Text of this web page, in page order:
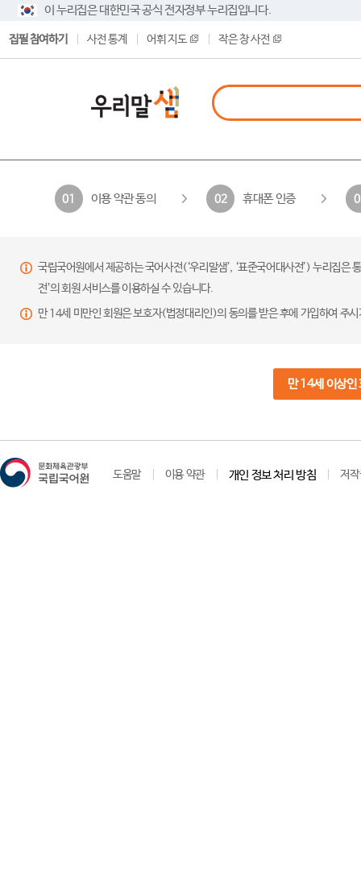
이 누리집은 대한민국 공식 전자정부 누리집입니다.
집필 참여하기 사전 통계 어휘 지도 작은 창 사전
01 이용 약관 동의 02 휴대폰 인증
국립국어원에서 제공하는 국어사전(‘우리말샘’, ‘표준국어대사전’) 누리집
전’의 회원 서비스를 이용하실 수 있습니다.
만 14세 미만인 회원은 보호자(법정대리인)의 동의를 받은 후에 가입하여 주
만 14세 이상인
도움말 이용 약관 개인 정보 처리 방침 저